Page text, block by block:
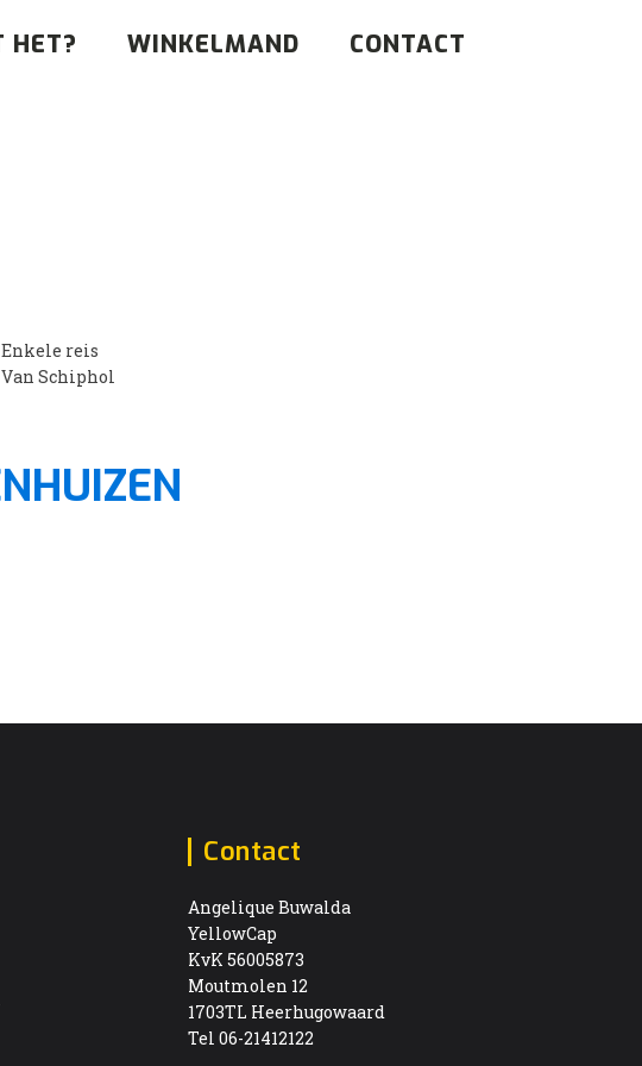
HET? WINKELMAND CONTACT
Enkele reis
Van Schiphol
Contact
Angelique Buwalda
YellowCap
KvK 56005873
Moutmolen 12
1703TL Heerhugowaard
Tel 06-21412122